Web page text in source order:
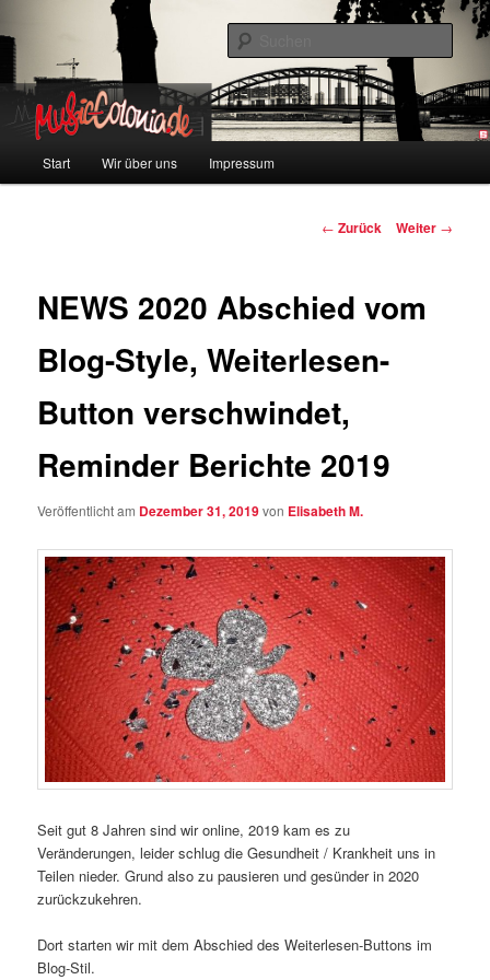
Inhalt
wechseln
music-colonia
Colonia und Musik!
Start Wir über uns Impressum
Beitragsnavigation
← Zurück Weiter →
NEWS 2020 Abschied vom
Blog-Style, Weiterlesen-
Button verschwindet,
Reminder Berichte 2019
Veröffentlicht am Dezember 31, 2019von Elisabeth M.
Seit gut 8 Jahren sind wir online, 2019 kam es zu
Veränderungen, leider schlug die Gesundheit / Krankheit uns in
Teilen nieder. Grund also zu pausieren und gesünder in 2020
zurückzukehren.
Dort starten wir mit dem Abschied des Weiterlesen-Buttons im
Blog-Stil.